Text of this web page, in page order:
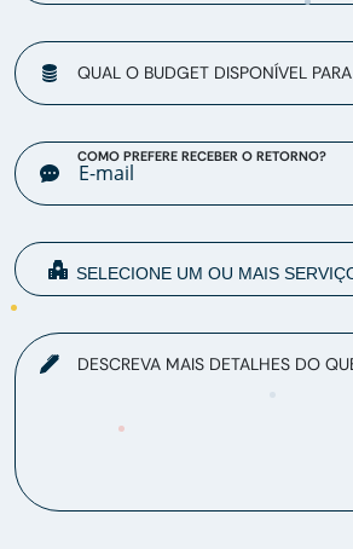
QUAL O BUDGET DISPONÍVEL
COMO PREFERE RECEBER O RETORNO?
DESCREVA MAIS DETALHES DO